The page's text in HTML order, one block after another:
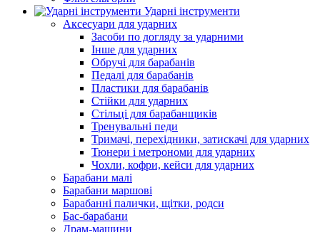
Ударні інструменти
Аксесуари для ударних
Засоби по догляду за ударними
Інше для ударних
Обручі для барабанів
Педалі для барабанів
Пластики для барабанів
Стійки для ударних
Стільці для барабанщиків
Тренувальні педи
Тримачі, перехідники, затискачі для ударних
Тюнери і метрономи для ударних
Чохли, кофри, кейси для ударних
Барабани малі
Барабани маршові
Барабанні палички, щітки, родси
Бас-барабани
Драм-машини